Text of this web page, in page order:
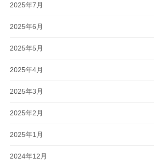
2025年7月
2025年6月
2025年5月
2025年4月
2025年3月
2025年2月
2025年1月
2024年12月